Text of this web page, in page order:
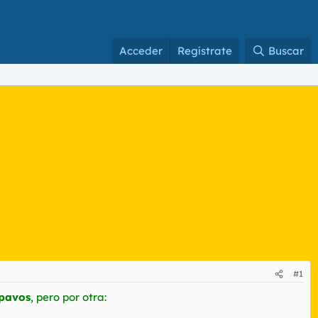
Acceder Regístrate Buscar
#1
, pero por otra: